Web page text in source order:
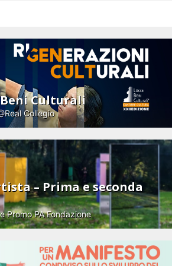
Beni Culturali
Collegio
– Prima e seconda
Promo PA Fondazione